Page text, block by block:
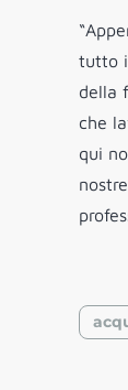
tutto
della
che
qui